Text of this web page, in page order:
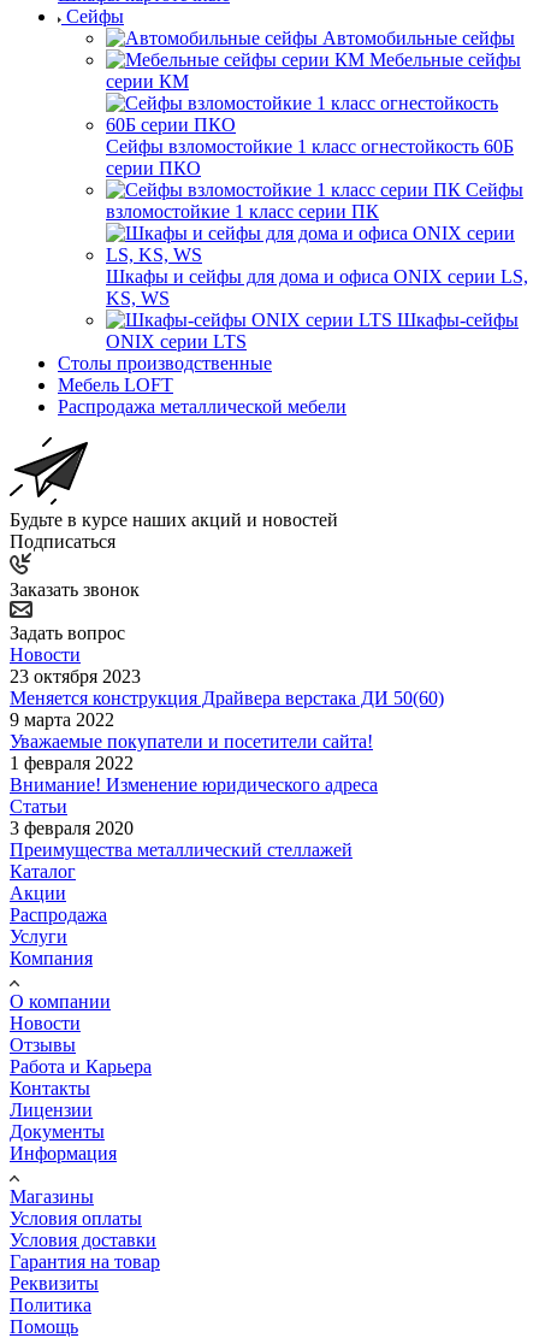
Сейфы
Автомобильные сейфы
Мебельные сейфы
серии КМ
Сейфы взломостойкие 1 класс огнестойкость 60Б
серии ПКО
Сейфы
взломостойкие 1 класс серии ПК
Шкафы и сейфы для дома и офиса ONIX серии LS,
KS, WS
Шкафы-сейфы
ONIX серии LTS
Столы производственные
Мебель LOFT
Распродажа металлической мебели
Будьте в курсе наших акций и новостей
Подписаться
Заказать звонок
Задать вопрос
Новости
23 октября 2023
Меняется конструкция Драйвера верстака ДИ 50(60)
9 марта 2022
Уважаемые покупатели и посетители сайта!
1 февраля 2022
Внимание! Изменение юридического адреса
Статьи
3 февраля 2020
Преимущества металлический стеллажей
Каталог
Акции
Распродажа
Услуги
Компания
О компании
Новости
Отзывы
Работа и Карьера
Контакты
Лицензии
Документы
Информация
Магазины
Условия оплаты
Условия доставки
Гарантия на товар
Реквизиты
Политика
Помощь